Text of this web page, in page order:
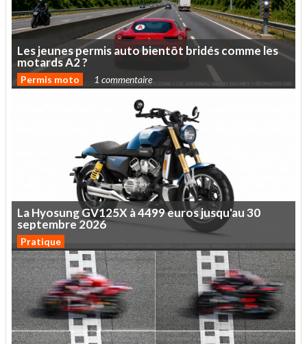
Lesjeunespermisautobientôt bridéscommeles
motardsA2?
Permis moto 1 commentaire
LaHyosungGV125X à4499eurosjusqu'au30
septembre 2026
Pratique